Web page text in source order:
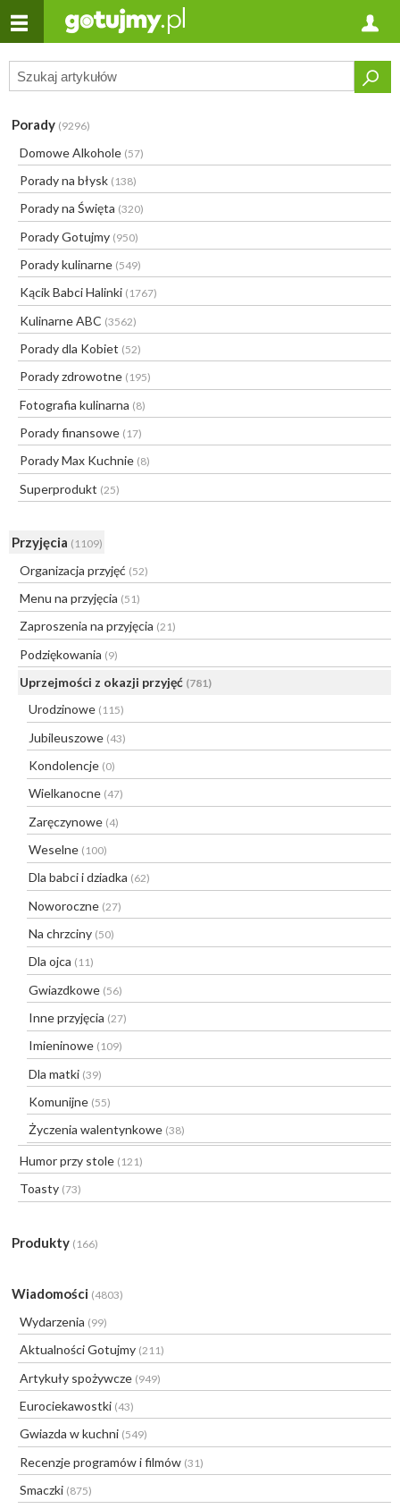
Porady (9296)
Domowe Alkohole (57)
Porady na błysk (138)
Porady na Święta (320)
Porady Gotujmy (950)
Porady kulinarne (549)
Kącik Babci Halinki (1767)
Kulinarne ABC (3562)
Porady dla Kobiet (52)
Porady zdrowotne (195)
Fotografia kulinarna (8)
Porady finansowe (17)
Porady Max Kuchnie (8)
Superprodukt (25)
Przyjęcia (1109)
Organizacja przyjęć (52)
Menu na przyjęcia (51)
Zaproszenia na przyjęcia (21)
Podziękowania (9)
Uprzejmości z okazji przyjęć (781)
Urodzinowe (115)
Jubileuszowe (43)
Kondolencje (0)
Wielkanocne (47)
Zaręczynowe (4)
Weselne (100)
Dla babci i dziadka (62)
Noworoczne (27)
Na chrzciny (50)
Dla ojca (11)
Gwiazdkowe (56)
Inne przyjęcia (27)
Imieninowe (109)
Dla matki (39)
Komunijne (55)
Życzenia walentynkowe (38)
Humor przy stole (121)
Toasty (73)
Produkty (166)
Wiadomości (4803)
Wydarzenia (99)
Aktualności Gotujmy (211)
Artykuły spożywcze (949)
Eurociekawostki (43)
Gwiazda w kuchni (549)
Recenzje programów i filmów (31)
Smaczki (875)